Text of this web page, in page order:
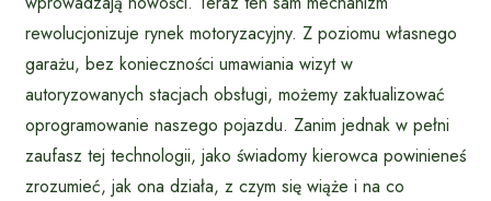
rewolucjonizuje rynek motoryzacyjny. Z poziomu własnego
garażu, bez konieczności umawiania wizyt w
autoryzowanych stacjach obsługi, możemy zaktualizować
oprogramowanie naszego pojazdu. Zanim jednak w pełni
zaufasz tej technologii, jako świadomy kierowca powinieneś
zrozumieć, jak ona działa, z czym się wiąże i na co